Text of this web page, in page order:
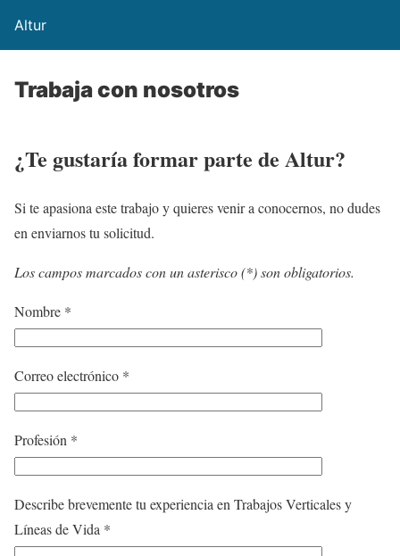
Altur
Trabaja con nosotros
¿Te gustaría formar parte de Altur?
Si te apasiona este trabajo y quieres venir a conocernos, no dudes
en enviarnos tu solicitud.
Los campos marcados con un asterisco (*) son obligatorios.
Nombre *
Correo electrónico *
Profesión *
Describe brevemente tu experiencia en Trabajos Verticales y
Líneas de Vida *